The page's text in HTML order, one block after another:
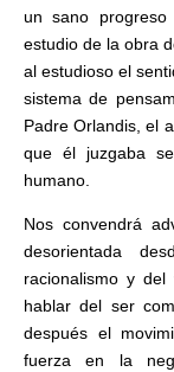
un sano
estudio de la obra
al estudioso el
sistema de
Padre Orlandis, el
que él juzgaba
humano.
Nos convendrá
desorientada
racionalismo y
hablar del ser
después el
fuerza en la